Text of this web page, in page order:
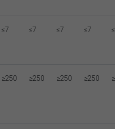
≤7 ≤7 ≤7 ≤7
≥250 ≥250 ≥250 ≥250